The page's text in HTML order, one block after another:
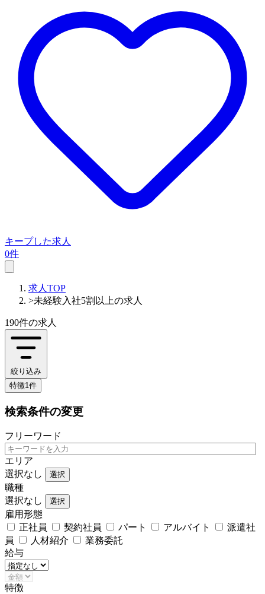
キープした求人
0件
求人TOP
>未経験入社5割以上の求人
190件の求人
絞り込み
特徴1件
検索条件の変更
フリーワード
エリア
選択なし
選択
職種
選択なし
選択
雇用形態
正社員
契約社員 パート アルバイト
派遣社
員
人材紹介
業務委託
給与
特徴